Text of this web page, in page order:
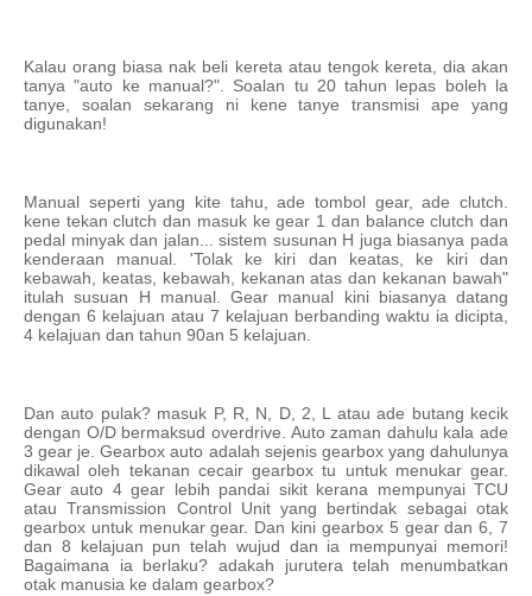
Kalau orang biasa nak beli kereta atau tengok kereta, dia akan
tanya "auto ke manual?". Soalan tu 20 tahun lepas boleh la
tanye, soalan sekarang ni kene tanye transmisi ape yang
digunakan!
Manual seperti yang kite tahu, ade tombol gear, ade clutch.
kene tekan clutch dan masuk ke gear 1 dan balance clutch dan
pedal minyak dan jalan... sistem susunan H juga biasanya pada
kenderaan manual. 'Tolak ke kiri dan keatas, ke kiri dan
kebawah, keatas, kebawah, kekanan atas dan kekanan bawah"
itulah susuan H manual. Gear manual kini biasanya datang
dengan 6 kelajuan atau 7 kelajuan berbanding waktu ia dicipta,
4 kelajuan dan tahun 90an 5 kelajuan.
Dan auto pulak? masuk P, R, N, D, 2, L atau ade butang kecik
dengan O/D bermaksud overdrive. Auto zaman dahulu kala ade
3 gear je. Gearbox auto adalah sejenis gearbox yang dahulunya
dikawal oleh tekanan cecair gearbox tu untuk menukar gear.
Gear auto 4 gear lebih pandai sikit kerana mempunyai TCU
atau Transmission Control Unit yang bertindak sebagai otak
gearbox untuk menukar gear. Dan kini gearbox 5 gear dan 6, 7
dan 8 kelajuan pun telah wujud dan ia mempunyai memori!
Bagaimana ia berlaku? adakah jurutera telah menumbatkan
otak manusia ke dalam gearbox?